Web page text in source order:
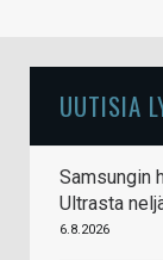
UUTISIA
Samsungin
Ultrasta
6.8.2026